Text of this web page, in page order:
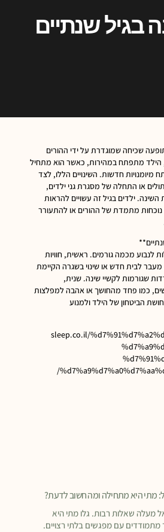
בגיל שנתיים
שכיחה שמוגדרת על ידי ההורים
מתפתח במהירות, כאשר הוא מתחיל
מיומנויות חדשות. השינויים הללו, לצד
או התחלה של מסגרת גני ילדים,
ילדים בגיל זה עשויים להראות
מתמדת של ההורים או להתעורר
לנבוע מכמה גורמים. ראשית, חוויות
מעבר לבית חדש או שינוי בשגרה הקיימת
שגורמות לקשיי שינה. שנית,
כמו פחד מהחושך או אהבה למפלצות
הביטחון של הילד ולמנוע
sleep.co.il/
מתי היא מתחילה ומה חשוב לדעת?
מעלה שאלות רבות. גלו מתי היא
מתמודדים עם מפגשים בלתי רצויים.